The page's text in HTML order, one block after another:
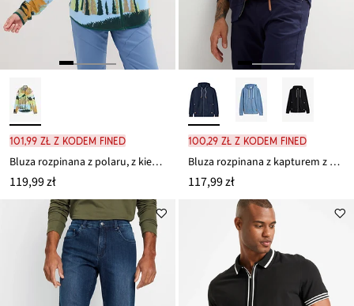
101,99 zł z kodem FINED
Bluza rozpinana z polaru, z kieszeniami z zamkiem
119,99 zł
100,29 zł z kodem FINED
Bluza rozpinana z kapturem z detalami z imitacji skóry
117,99 zł